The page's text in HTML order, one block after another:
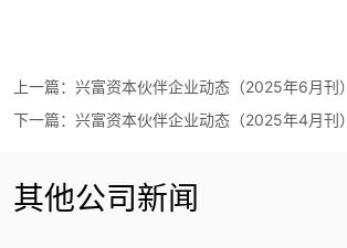
上一篇：兴富资本伙伴企业动态（2025年6月刊）
下一篇：兴富资本伙伴企业动态（2025年4月刊）
其他公司新闻